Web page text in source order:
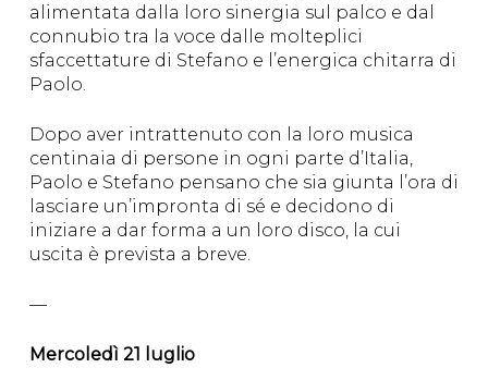
alimentata dalla loro sinergia sul palco e dal
connubio tra la voce dalle molteplici
sfaccettature di Stefano e l’energica chitarra di
Paolo.
Dopo aver intrattenuto con la loro musica
centinaia di persone in ogni parte d’Italia,
Paolo e Stefano pensano che sia giunta l’ora di
lasciare un’impronta di sé e decidono di
iniziare a dar forma a un loro disco, la cui
uscita è prevista a breve.
—
Mercoledì 21 luglio